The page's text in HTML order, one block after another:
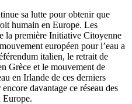
sa lutte pour obtenir que
humain en Europe. Les
la première Initiative Citoyenne
européen pour l’eau a
italien, le retrait de
Grèce et le mouvement de
en Irlande de ces derniers
davantage ce réseau des
Europe.